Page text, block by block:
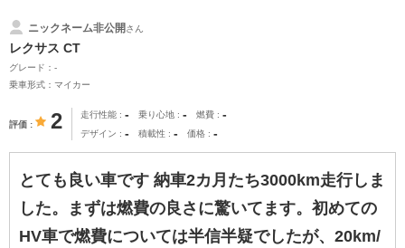
ニックネーム非公開さん
レクサス CT
グレード：-
乗車形式：マイカー
評価 2 走行性能 - 乗り心地 - 燃費 -
デザイン - 積載性 - 価格 -
とても良い車です 納車2カ月たち3000km走行しま
した。まずは燃費の良さに驚いてます。初めての
HV車で燃費については半信半疑でしたが、20km/